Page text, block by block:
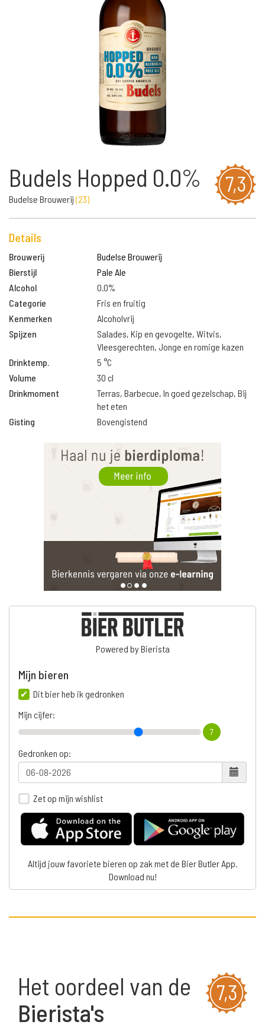
7,3
Budels Hopped 0.0%
Budelse Brouwerij(23)
Details
Brouwerij
Budelse Brouwerij
Bierstijl
Pale Ale
Alcohol
0.0%
Categorie
Fris en fruitig
Kenmerken
Alcoholvrij
Spijzen
Salades, Kip en gevogelte, Witvis,
Vleesgerechten, Jonge en romige kazen
Drinktemp.
5 °C
Volume
30 cl
Drinkmoment
Terras, Barbecue, In goed gezelschap, Bij
het eten
Gisting
Bovengistend
Powered by Bierista
Mijn bieren
Dit bier heb ik gedronken
Mijn cijfer:
7
Gedronken op:
Zet op mijn wishlist
Altijd jouw favoriete bieren op zak met de Bier Butler App.
Download nu!
7,3
Het oordeel van de
Bierista's